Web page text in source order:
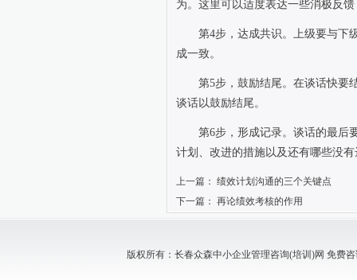
为。这里可以适度表达一些消极反
第4步，达成共识。上级要与下
成一致。
第5步，鼓励结尾。在谈话快要
谈话以鼓励结尾。
第6步，形成记录。谈话的最后
计划、改进的措施以及还有哪些没
上一篇： 绩效计划沟通的三个关键点
下一篇： 再论绩效考核的作用
版权所有：长春众森中小企业管理咨询(培训)网 免费咨